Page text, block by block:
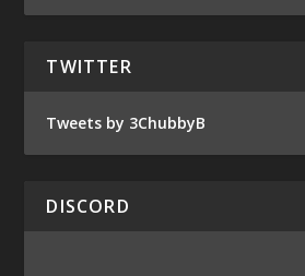
TWITTER
Tweets by 3ChubbyB
DISCORD